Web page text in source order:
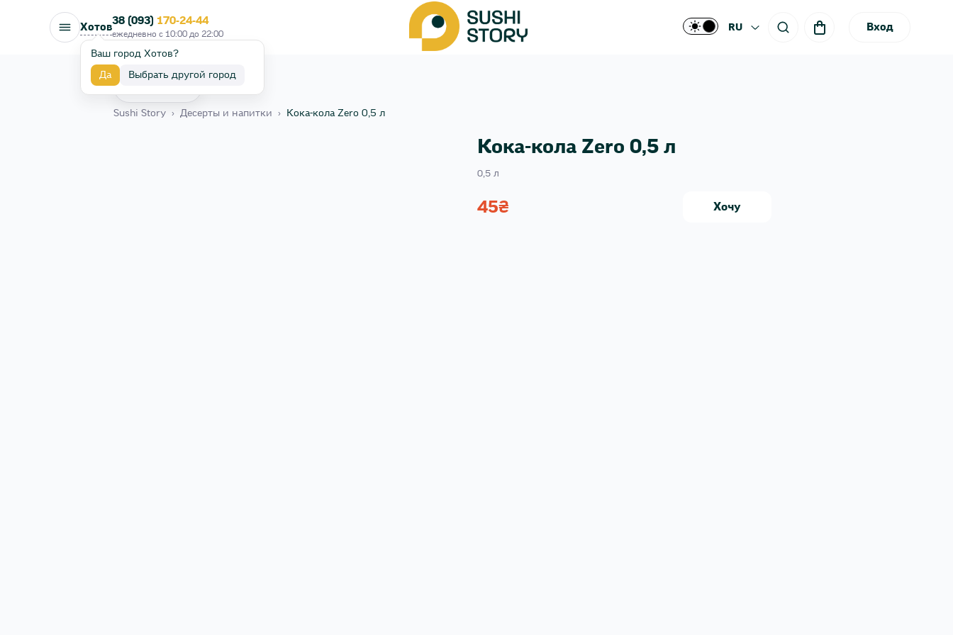
Хотов
Ваш город Хотов?
Да Выбрать другой город
38 (093) 170-24-44
ежедневно с 10:00 до 22:00
RU Вход
Sushi Story › Десерты и напитки › Кока-кола Zero 0,5 л
Кока-кола Zero 0,5 л
0,5 л
45₴ Хочу